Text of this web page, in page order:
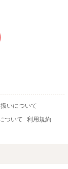
いについて
ついて
利用規約